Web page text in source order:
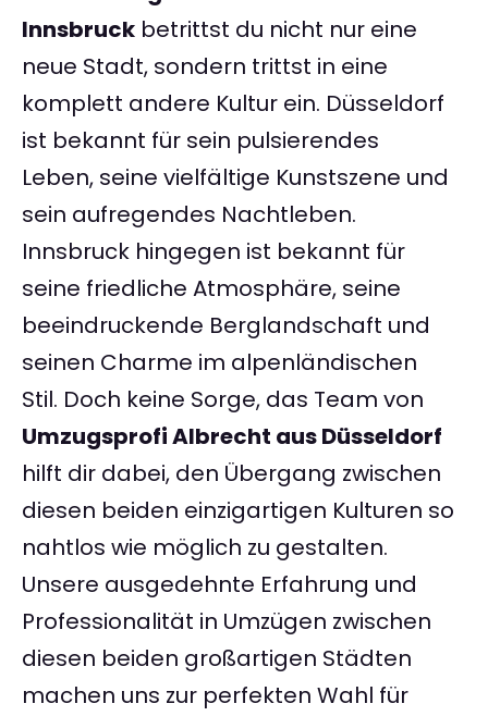
Innsbruck betrittst du nicht nur eine
neue Stadt, sondern trittst in eine
komplett andere Kultur ein. Düsseldorf
ist bekannt für sein pulsierendes
Leben, seine vielfältige Kunstszene und
sein aufregendes Nachtleben.
Innsbruck hingegen ist bekannt für
seine friedliche Atmosphäre, seine
beeindruckende Berglandschaft und
seinen Charme im alpenländischen
Stil. Doch keine Sorge, das Team von
Umzugsprofi Albrecht aus Düsseldorf
hilft dir dabei, den Übergang zwischen
diesen beiden einzigartigen Kulturen so
nahtlos wie möglich zu gestalten.
Unsere ausgedehnte Erfahrung und
Professionalität in Umzügen zwischen
diesen beiden großartigen Städten
machen uns zur perfekten Wahl für